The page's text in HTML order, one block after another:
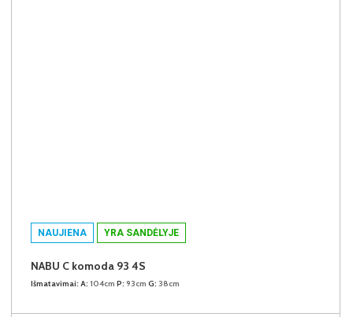
NAUJIENA YRA SANDĖLYJE
NABU C komoda 93 4S
Išmatavimai: A: 104cm P: 93cm G: 38cm